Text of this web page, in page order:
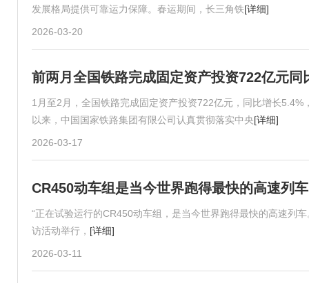
发展格局提供可靠运力保障。春运期间，长三角铁[详细]
2026-03-20
前两月全国铁路完成固定资产投资722亿元同
1月至2月，全国铁路完成固定资产投资722亿元，同比增长
以来，中国国家铁路集团有限公司认真贯彻落实中央[详细]
2026-03-17
CR450动车组是当今世界跑得最快的高速列车
“正在试验运行的CR450动车组，是当今世界跑得最快的高速列
访活动举行， [详细]
2026-03-11